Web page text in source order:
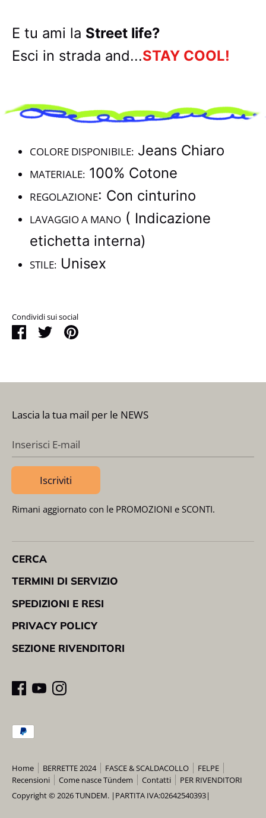
E tu ami la Street life?
Esci in strada and...STAY COOL!
COLORE DISPONIBILE: Jeans Chiaro
MATERIALE: 100% Cotone
REGOLAZIONE: Con cinturino
LAVAGGIO A MANO ( Indicazione
etichetta interna)
STILE: Unisex
Condividi sui social
Condividi
TweetPin
Lascia la tua mail per le NEWS
Inserisci E-mail
Iscriviti
Rimani aggiornato con le PROMOZIONI e SCONTI.
CERCA
TERMINI DI SERVIZIO
SPEDIZIONI E RESI
PRIVACY POLICY
SEZIONE RIVENDITORI
Home BERRETTE 2024 FASCE & SCALDACOLLO
FELPE
Recensioni
Come nasce Tündem Contatti
PER RIVENDITORI
Copyright © 2026TUNDEM. |PARTITA IVA:02642540393|
Metodi
pagamento
accettati